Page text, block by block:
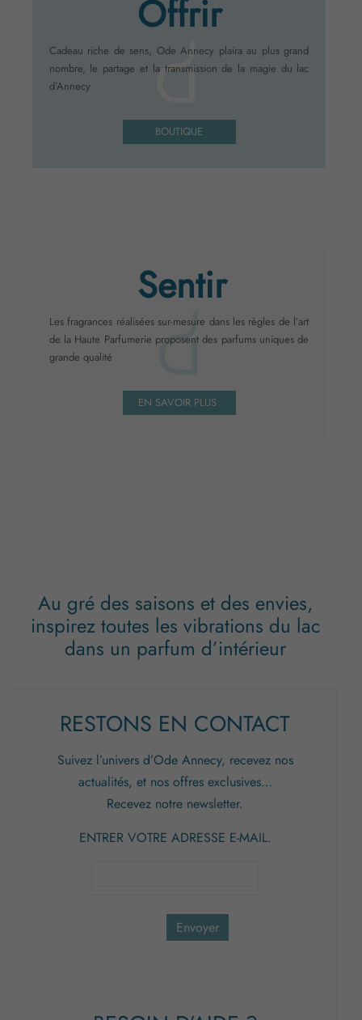
Offrir
Cadeau riche de sens, Ode Annecy plaira au plus grand
nombre, le partage et la transmission de la magie du lac
d’Annecy
BOUTIQUE
Sentir
Les fragrances réalisées sur-mesure dans les règles de l’art
de la Haute Parfumerie proposent des parfums uniques de
grande qualité
EN SAVOIR PLUS
Au gré des saisons et des envies,
inspirez toutes les vibrations du lac
dans un parfum d’intérieur
RESTONS EN CONTACT
Suivez l’univers d’Ode Annecy, recevez nos
actualités, et nos offres exclusives…
Recevez notre newsletter.
ENTRER VOTRE ADRESSE E-MAIL.